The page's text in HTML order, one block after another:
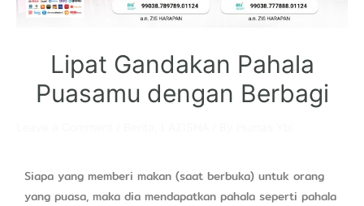
Lipat Gandakan Pahala
Puasamu dengan Berbagi
Siapa yang memberi makan (saat berbuka) untuk orang
yang puasa, maka dia mendapatkan pahala seperti pahala